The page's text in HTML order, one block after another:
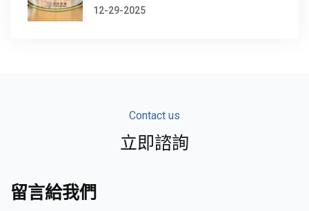
12-29-2025
Contact us
立即諮詢
留言給我們